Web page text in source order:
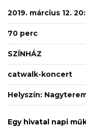
2019. március 12.
70 perc
SZÍNHÁZ
catwalk-koncert
Helyszín:
Egy hivatal napi